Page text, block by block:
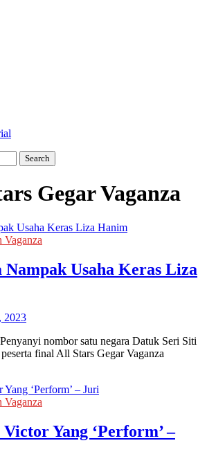
Gegar Vaganza
Vaganza
Usaha Keras Liza
2023
nombor satu negara Datuk Seri Siti
final All Stars Gegar Vaganza
Vaganza
Yang ‘Perform’ –